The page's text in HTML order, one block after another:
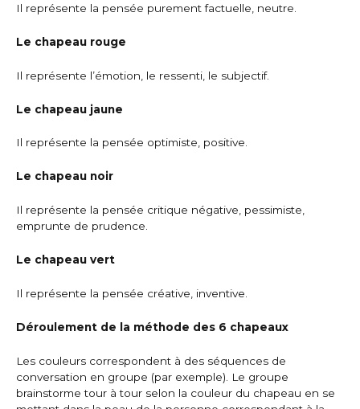
Il représente la pensée purement factuelle, neutre.
Le chapeau rouge
Il représente l’émotion, le ressenti, le subjectif.
Le chapeau jaune
Il représente la pensée optimiste, positive.
Le chapeau noir
Il représente la pensée critique négative, pessimiste,
emprunte de prudence.
Le chapeau vert
Il représente la pensée créative, inventive.
Déroulement de la méthode des 6 chapeaux
Les couleurs correspondent à des séquences de
conversation en groupe (par exemple). Le groupe
brainstorme tour à tour selon la couleur du chapeau en se